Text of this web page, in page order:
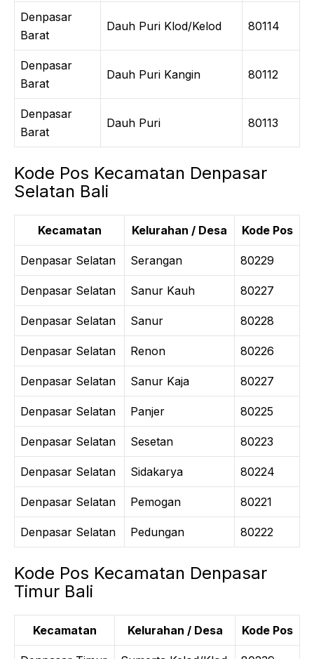
Denpasar
Barat
Dauh Puri Klod/Kelod 80114
Denpasar
Barat
Dauh Puri Kangin 80112
Denpasar
Barat
Dauh Puri 80113
Kode Pos Kecamatan Denpasar
Selatan Bali
Kecamatan Kelurahan / Desa Kode Pos
Denpasar Selatan Serangan 80229
Denpasar Selatan Sanur Kauh 80227
Denpasar Selatan Sanur 80228
Denpasar Selatan Renon 80226
Denpasar Selatan Sanur Kaja 80227
Denpasar Selatan Panjer 80225
Denpasar Selatan Sesetan 80223
Denpasar Selatan Sidakarya 80224
Denpasar Selatan Pemogan 80221
Denpasar Selatan Pedungan 80222
Kode Pos Kecamatan Denpasar
Timur Bali
Kecamatan Kelurahan / Desa Kode Pos